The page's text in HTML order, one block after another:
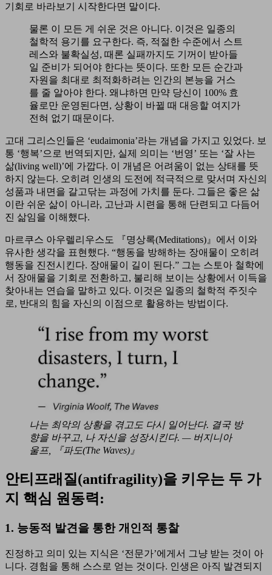
기회로 바라보기 시작한다면 말이다.
물론 이 모든 게 쉬운 것은 아니다. 이것은 일종의
철학적 용기를 요구한다. 즉, 적절한 수준에서 스트
레스와 불확실성, 때론 실패까지도 기꺼이 받아들
일 준비가 되어야 한다는 뜻이다. 또한 모든 순간과
자원을 최대로 최적화하려는 인간의 본능을 거스
를 줄 알아야 한다. 왜냐하면 만약 당신이 100% 효
율로만 운영된다면, 상황이 바뀔 때 대응할 여지가
전혀 없기 때문이다.
고대 그리스인들은 ‘eudaimonia’라는 개념을 가지고 있었다. 보
통 ‘행복’으로 번역되지만, 실제 의미는 ‘번영’ 또는 ‘잘 사는
삶(living well)’에 가깝다. 이 개념은 어려움이 없는 상태를 뜻
하지 않는다. 오히려 인생의 도전에 적극적으로 맞서며 자신의
성품과 내면을 갈고닦는 과정에 가치를 둔다. 그들은 좋은 삶
이란 쉬운 삶이 아니라, 고난과 시련을 통해 단련되고 다듬어
진 삶임을 이해했다.
마르쿠스 아우렐리우스도 『명상록(Meditations)』에서 이와
유사한 생각을 표현했다. “행동을 방해하는 장애물이 오히려
행동을 진전시킨다. 장애물이 길이 된다.” 그는 스토아 철학에
서 장애물을 기회로 전환하고, 불리해 보이는 상황에서 이득을
찾아내는 연습을 말하고 있다. 이것은 일종의 철학적 주짓수
로, 반대의 힘을 자신의 이점으로 활용하는 방법이다.
나는 최악의 상황을 겪고도 다시 일어난다. 결국 방
향을 바꾸고, 나 자신을 성장시킨다. — 버지니아
울프, 『파도(The Waves)』
안티프래질(antifragility)을 키우는 두 가
지 핵심 원동력:
1. 능동적 발견을 통한 개인적 통찰
진정하고 의미 있는 지식은 ‘전문가’에게서 그냥 받는 것이 아
니다. 경험을 통해 스스로 얻는 것이다. 인생은 아직 발견되지